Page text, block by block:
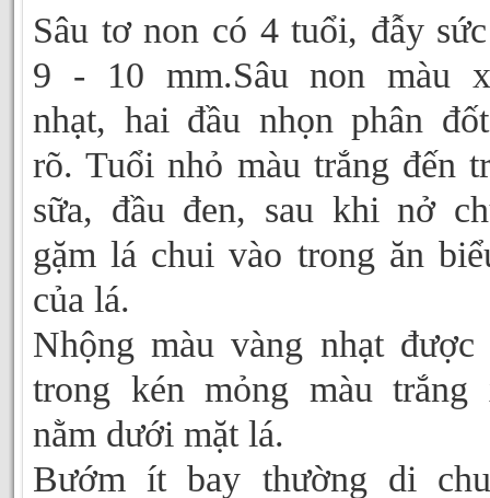
Sâu tơ non có 4 tuổi, đẫy
9 - 10 mm.Sâu non màu
nhạt, hai đầu nhọn phân
rõ. Tuổi nhỏ màu trắng đến
sữa, đầu đen, sau khi nở
gặm lá chui vào trong ăn
của lá.
Nhộng màu vàng nhạt được
trong kén mỏng màu trắng
nằm dưới mặt lá.
Bướm ít bay thường di